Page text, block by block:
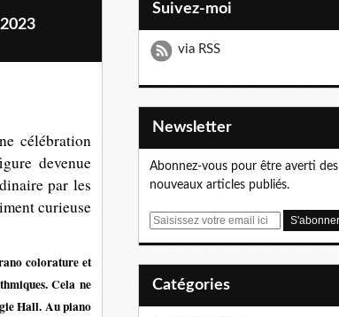
célébration
devenue
par les
curieuse
colorature et
Cela ne
Hall. Au piano
Suivez-moi
via RSS
Newsletter
Abonnez-vous pour être averti des
nouveaux articles publiés.
E
Catégories